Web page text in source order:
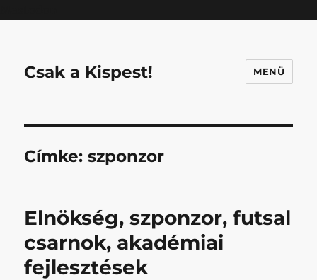
Csak a Kispest! MENÜ
Címke:szponzor
Elnökség, szponzor, futsal
csarnok, akadémiai
fejlesztések